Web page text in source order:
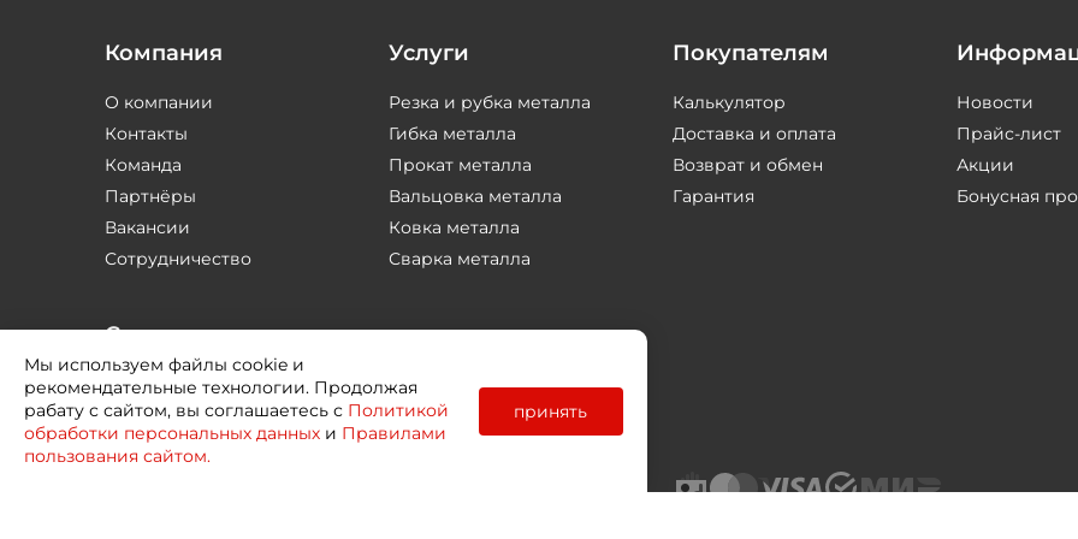
Компания
О компании
Контакты
Команда
Партнёры
Вакансии
Сотрудничество
Услуги
Резка и рубка металла
Гибка металла
Прокат металла
Вальцовка металла
Ковка металла
Сварка металла
Покупателям
Калькулятор
Доставка и оплата
Возврат и обмен
Гарантия
Новости
Прайс-лист
Акции
Бонусная
Соцсети
Мы используем файлы cookie и
рекомендательные технологии. Продолжая
рабату с сайтом, вы соглашаетесь с Политикой
обработки персональных данных и Правилами
пользования сайтом.
принять